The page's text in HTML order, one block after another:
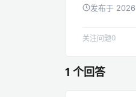
发布于
关注问题0
1 个回答